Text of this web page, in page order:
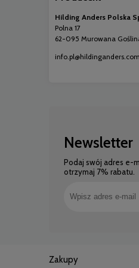
Hilding Anders Polska
Polna 17
62-095 Murowana
info.pl@hildinganders.com
Newsletter
Podaj swój adres e-
otrzymaj 7% rabatu.
Zakupy